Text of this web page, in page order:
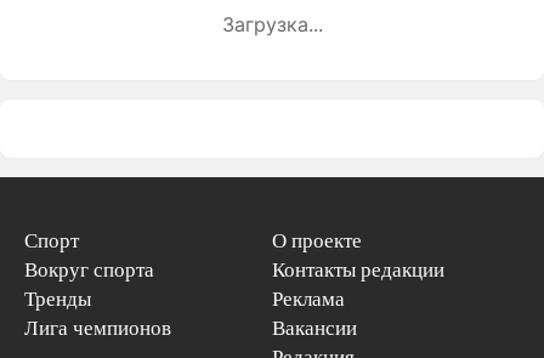
Загрузка...
Спорт
Вокруг спорта
Тренды
Лига чемпионов
О проекте
Контакты редакции
Реклама
Вакансии